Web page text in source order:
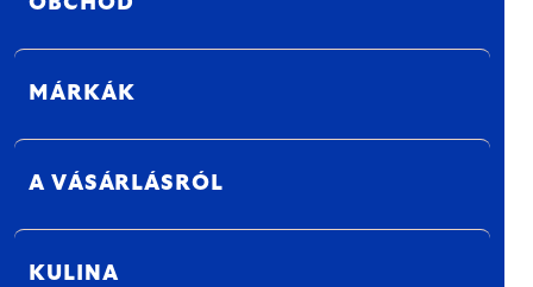
MÁRKÁK
A VÁSÁRLÁSRÓL
KULINA